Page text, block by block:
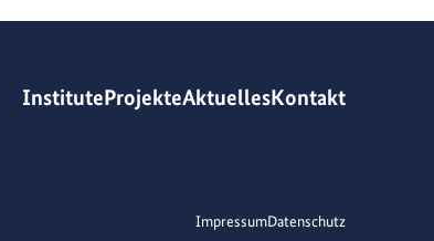
InstituteProjekteAktuellesKontakt
ImpressumDatenschutz